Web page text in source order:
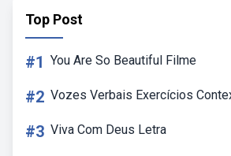
Top Post
#1 You Are So Beautiful Filme
#2 Vozes Verbais Exercícios
#3 Viva Com Deus Letra